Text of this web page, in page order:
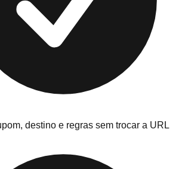
destino e regras sem trocar a URL